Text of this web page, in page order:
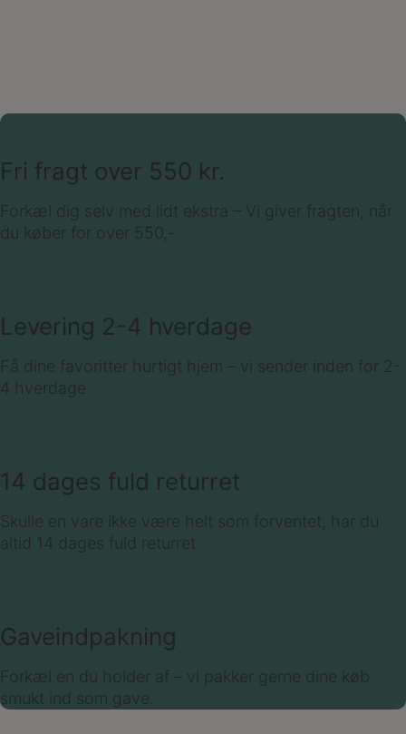
Fri fragt over 550 kr.
Forkæl dig selv med lidt ekstra – Vi giver fragten, når
du køber for over 550,-
Levering 2-4 hverdage
Få dine favoritter hurtigt hjem – vi sender inden for 2-
4 hverdage
14 dages fuld returret
Skulle en vare ikke være helt som forventet, har du
altid 14 dages fuld returret
Gaveindpakning
Forkæl en du holder af – vi pakker gerne dine køb
smukt ind som gave.